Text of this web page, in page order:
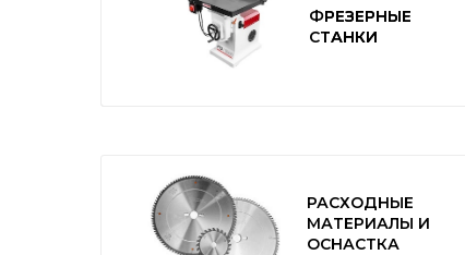
ФРЕЗЕРНЫЕ
СТАНКИ
РАСХОДНЫЕ
МАТЕРИАЛЫ И
ОСНАСТКА
ФРЕЗЕРНЫЕ
СТАНКИ